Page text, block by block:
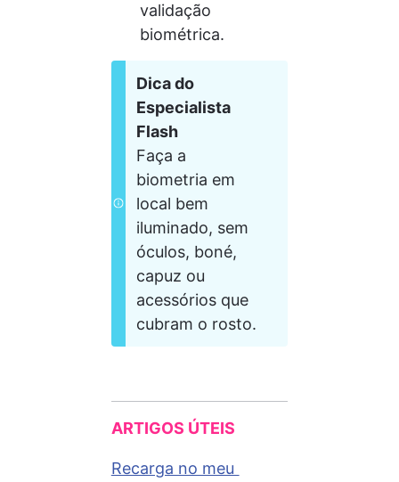
validação
biométrica.
Dica do
Especialista
Flash
Faça a
biometria em
local bem
iluminado, sem
óculos, boné,
capuz ou
acessórios que
cubram o rosto.
ARTIGOS ÚTEIS
Recarga no meu